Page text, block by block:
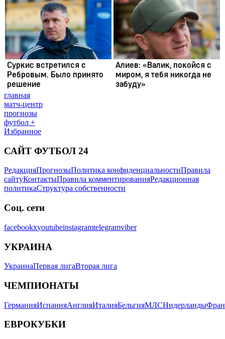
главная
матч-центр
прогнозы
футбол +
Избранное
САЙТ ФУТБОЛ 24
РедакцияПрогнозыПолитика конфиденциальностиПравила
сайтуКонтактыПравила комментированияРедакционная
политикаСтруктура собственности
Соц. сети
facebookxyoutubeinstagramtelegramviber
УКРАИНА
УкраинаПервая лигаВторая лига
ЧЕМПИОНАТЫ
ГерманияИспанияАнглияИталияБельгияМЛСНидерланды
ЕВРОКУБКИ